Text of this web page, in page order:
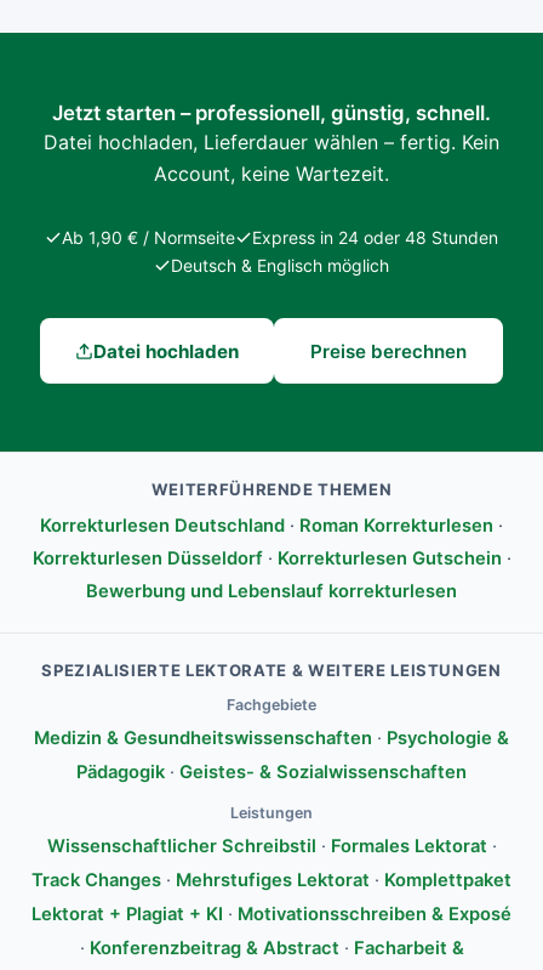
Jetzt starten – professionell, günstig, schnell.
Datei hochladen, Lieferdauer wählen – fertig. Kein
Account, keine Wartezeit.
Ab 1,90 € / Normseite
Express in 24 oder 48 Stunden
Deutsch & Englisch möglich
Datei hochladen Preise berechnen
WEITERFÜHRENDE THEMEN
Korrekturlesen Deutschland · Roman Korrekturlesen ·
Korrekturlesen Düsseldorf· Korrekturlesen Gutschein ·
Bewerbung und Lebenslauf korrekturlesen
SPEZIALISIERTE LEKTORATE & WEITERE LEISTUNGEN
Fachgebiete
Medizin & Gesundheitswissenschaften · Psychologie &
Pädagogik · Geistes- & Sozialwissenschaften
Leistungen
Wissenschaftlicher Schreibstil · Formales Lektorat ·
Track Changes · Mehrstufiges Lektorat · Komplettpaket
Lektorat + Plagiat + KI · Motivationsschreiben & Exposé
· Konferenzbeitrag & Abstract · Facharbeit &